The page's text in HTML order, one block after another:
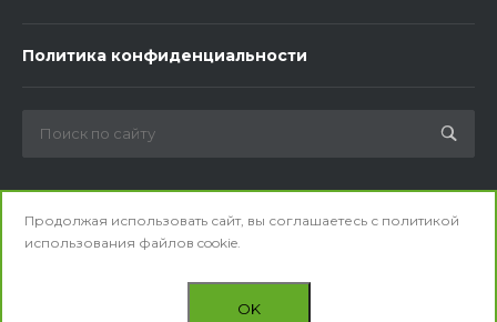
Политика конфиденциальности
Мы в соц. сетях
© 2026 ООО «Общепитснаб». Все права защищены.
Продолжая использовать сайт, вы соглашаетесь с политикой
использования файлов cookie.
OK